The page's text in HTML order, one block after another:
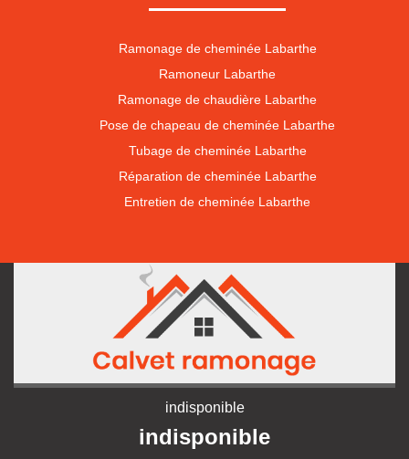
Ramonage de cheminée Labarthe
Ramoneur Labarthe
Ramonage de chaudière Labarthe
Pose de chapeau de cheminée Labarthe
Tubage de cheminée Labarthe
Réparation de cheminée Labarthe
Entretien de cheminée Labarthe
indisponible
indisponible